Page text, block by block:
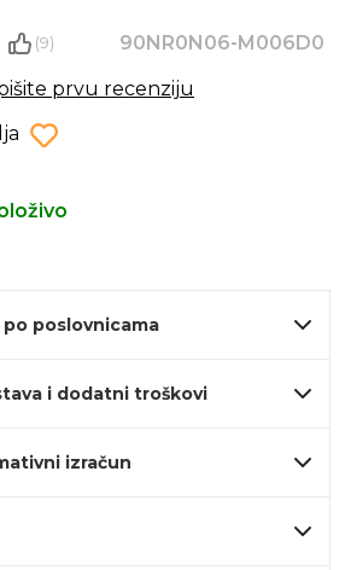
(9)
90NR0N06-M006D0
prvu recenziju
poslovnicama
i dodatni troškovi
izračun